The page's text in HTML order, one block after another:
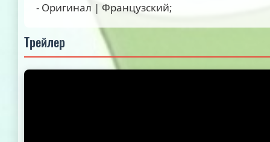
- Оригинал | Французский;
Трейлер